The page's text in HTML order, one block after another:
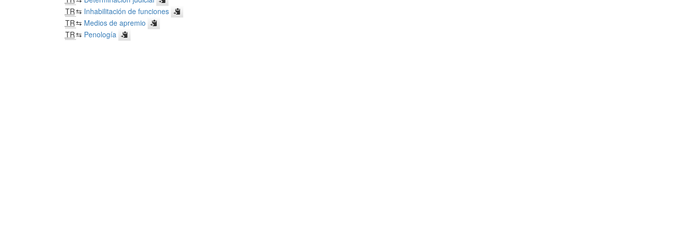
TR⇆ Inhabilitación de funciones
TR⇆ Medios de apremio
TR⇆ Penología